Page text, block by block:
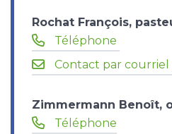
Rochat François,
Téléphone
Contact par courriel
Zimmermann Benoît,
Téléphone